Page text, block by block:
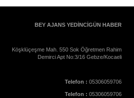
BEY AJANS YEDİNCİGÜN HABER
Köşklüçeşme Mah. 550 Sok Öğretmen Rahim
Demirci Apt No:3/16 Gebze/Kocaeli
Telefon : 05306059706
Telefon : 05306059706